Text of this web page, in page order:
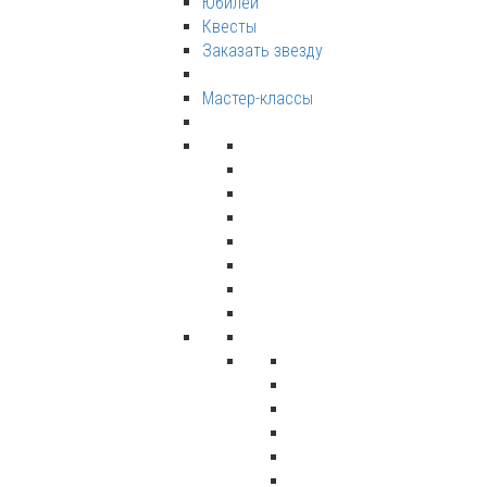
Квесты
Заказать звезду
Мастер-классы